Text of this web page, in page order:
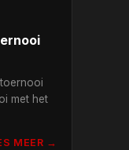
met het
MEER →